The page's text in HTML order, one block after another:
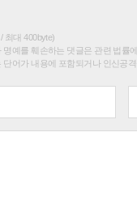
최대 400byte)
예를 훼손하는 댓글은 관련 법률
어가 내용에 포함되거나 인신공